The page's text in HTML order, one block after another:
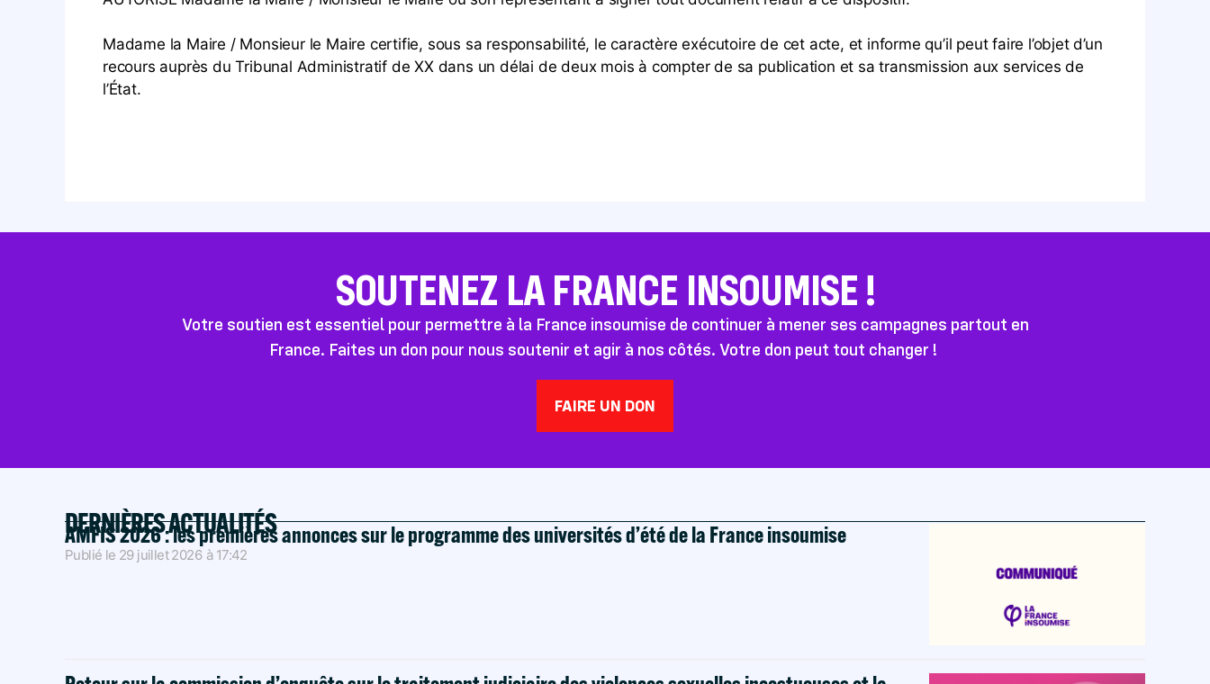
Madame la Maire / Monsieur le Maire certifie, sous sa responsabilité, le caractère exécutoire de cet acte, et informe qu’il peut faire l’objet d’un
recours auprès du Tribunal Administratif de XX dans un délai de deux mois à compter de sa publication et sa transmission aux services de
l’État.
SOUTENEZ LA FRANCE INSOUMISE !
Votre soutien est essentiel pour permettre à la France insoumise de continuer à mener ses campagnes partout en
France. Faites un don pour nous soutenir et agir à nos côtés. Votre don peut tout changer !
FAIRE UN DON
DERNIÈRES ACTUALITÉS
AMFIS 2026 : les premières annonces sur le programme des universités d’été de la France insoumise
Publié le 29 juillet 2026 à 17:42